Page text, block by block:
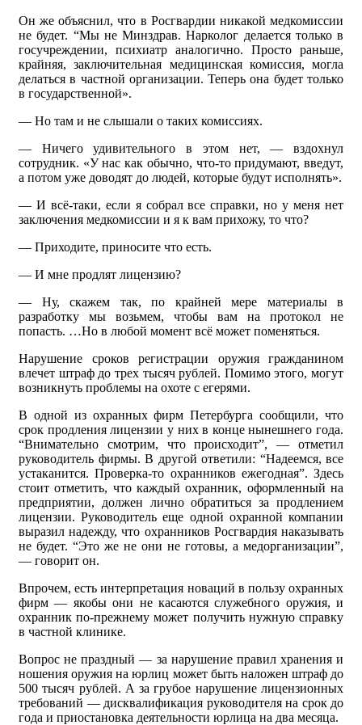
Он же объяснил, что в Росгвардии никакой медкомиссии
не будет. “Мы не Минздрав. Нарколог делается только в
госучреждении, психиатр аналогично. Просто раньше,
крайняя, заключительная медицинская комиссия, могла
делаться в частной организации. Теперь она будет только
в государственной».
— Но там и не слышали о таких комиссиях.
— Ничего удивительного в этом нет, — вздохнул
сотрудник. «У нас как обычно, что-то придумают, введут,
а потом уже доводят до людей, которые будут исполнять».
— И всё-таки, если я собрал все справки, но у меня нет
заключения медкомиссии и я к вам прихожу, то что?
— Приходите, приносите что есть.
— И мне продлят лицензию?
— Ну, скажем так, по крайней мере материалы в
разработку мы возьмем, чтобы вам на протокол не
попасть. …Но в любой момент всё может поменяться.
Нарушение сроков регистрации оружия гражданином
влечет штраф до трех тысяч рублей. Помимо этого, могут
возникнуть проблемы на охоте с егерями.
В одной из охранных фирм Петербурга сообщили, что
срок продления лицензии у них в конце нынешнего года.
“Внимательно смотрим, что происходит”, — отметил
руководитель фирмы. В другой ответили: “Надеемся, все
устаканится. Проверка-то охранников ежегодная”. Здесь
стоит отметить, что каждый охранник, оформленный на
предприятии, должен лично обратиться за продлением
лицензии. Руководитель еще одной охранной компании
выразил надежду, что охранников Росгвардия наказывать
не будет. “Это же не они не готовы, а медорганизации”,
— говорит он.
Впрочем, есть интерпретация новаций в пользу охранных
фирм — якобы они не касаются служебного оружия, и
охранник по-прежнему может получить нужную справку
в частной клинике.
Вопрос не праздный — за нарушение правил хранения и
ношения оружия на юрлиц может быть наложен штраф до
500 тысяч рублей. А за грубое нарушение лицензионных
требований — дисквалификация руководителя на срок до
года и приостановка деятельности юрлица на два месяца.